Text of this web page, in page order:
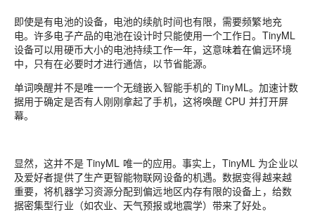
即使是有电池的设备，电池的续航时间也有限，需要频繁地充
电。许多电子产品的电池在设计时只能使用一个工作日。TinyML
设备可以用硬币大小的电池持续工作一年，这意味着在偏远环境
中，只有在必要时才进行通信，以节省能源。
单词唤醒并不是唯一一个无缝嵌入智能手机的 TinyML。加速计数
据用于确定是否有人刚刚拿起了手机，这将唤醒 CPU 并打开屏
幕。
显然，这并不是 TinyML 唯一的应用。事实上， TinyML 为企业以
及爱好者提供了生产更智能物联网设备的机遇。数据变得越来越
重要，将机器学习资源分配到偏远地区内存有限的设备上，给数
据密集型行业（如农业、天气预报或地震学）带来了好处。